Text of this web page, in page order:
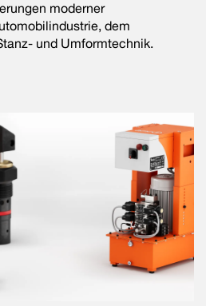
moderner
dem
und Umformtechnik.